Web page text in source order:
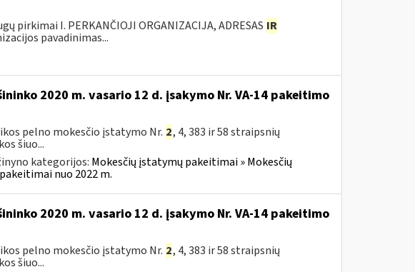
pirkimai I. PERKANČIOJI ORGANIZACIJA, ADRESAS IR
pavadinimas...
2020 m. vasario 12 d. įsakymo Nr. VA-14 pakeitimo
pelno mokesčio įstatymo Nr. 2, 4, 383 ir 58 straipsnių
šiuo...
kategorijos: Mokesčių įstatymų pakeitimai » Mokesčių
nuo 2022 m.
2020 m. vasario 12 d. įsakymo Nr. VA-14 pakeitimo
pelno mokesčio įstatymo Nr. 2, 4, 383 ir 58 straipsnių
šiuo...